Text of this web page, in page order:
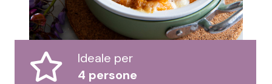
Ideale per
4 persone